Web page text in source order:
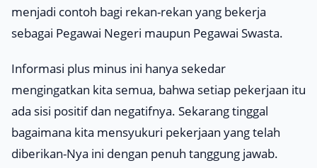
menjadi contoh bagi rekan-rekan yang bekerja
sebagai Pegawai Negeri maupun Pegawai Swasta.
Informasi plus minus ini hanya sekedar
mengingatkan kita semua, bahwa setiap pekerjaan itu
ada sisi positif dan negatifnya. Sekarang tinggal
bagaimana kita mensyukuri pekerjaan yang telah
diberikan-Nya ini dengan penuh tanggung jawab.